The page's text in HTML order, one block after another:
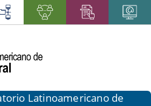
Latinoamericano de